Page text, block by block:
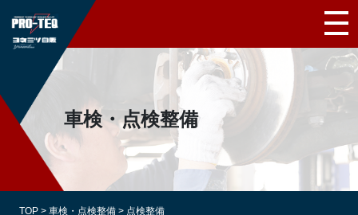
車検・点検整備
TOP > 車検・点検整備 > 点検整備